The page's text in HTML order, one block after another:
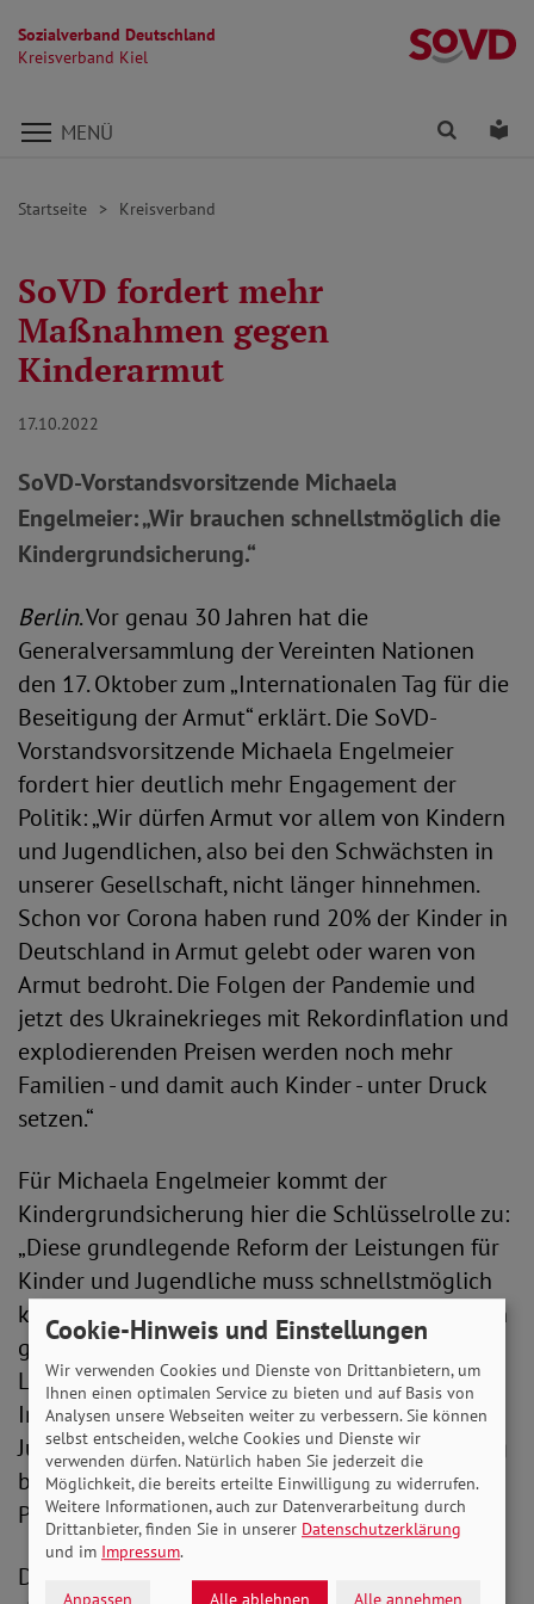
Sozialverband Deutschland
Kreisverband Kiel
Direkt zu den Inhalten springen
MENÜ Finden
Startseite Kreisverband
SoVD fordert mehr
Maßnahmen gegen
Kinderarmut
17.10.2022
SoVD-Vorstandsvorsitzende Michaela
Engelmeier: „Wir brauchen schnellstmöglich die
Kindergrundsicherung.“
Berlin. Vor genau 30 Jahren hat die
Generalversammlung der Vereinten Nationen
den 17. Oktober zum „Internationalen Tag für die
Beseitigung der Armut“ erklärt. Die SoVD-
Vorstandsvorsitzende Michaela Engelmeier
fordert hier deutlich mehr Engagement der
Politik: „Wir dürfen Armut vor allem von Kindern
und Jugendlichen, also bei den Schwächsten in
unserer Gesellschaft, nicht länger hinnehmen.
Schon vor Corona haben rund 20% der Kinder in
Deutschland in Armut gelebt oder waren von
Armut bedroht. Die Folgen der Pandemie und
jetzt des Ukrainekrieges mit Rekordinflation und
explodierenden Preisen werden noch mehr
Familien - und damit auch Kinder - unter Druck
setzen.“
Für Michaela Engelmeier kommt der
Kindergrundsicherung hier die Schlüsselrolle zu:
„Diese grundlegende Reform der Leistungen für
Kinder und Jugendliche muss schnellstmöglich
kommen. Und es muss flankierende Maßnahmen
geben, wie einen niedrigschwelligen
Leistungszugang oder eine gesicherte soziale
Infrastruktur. Außerdem brauchen Kinder und
Jugendliche weiter psychosoziale Unterstützung
bei der Bewältigung der Langzeitfolgen der
Pandemie.“
Die SoVD-Vorstandsvorsitzende macht deutlich:
Cookie-Hinweis und Einstellungen
Wir verwenden Cookies und Dienste von Drittanbietern, um
Ihnen einen optimalen Service zu bieten und auf Basis von
Analysen unsere Webseiten weiter zu verbessern. Sie können
selbst entscheiden, welche Cookies und Dienste wir
verwenden dürfen. Natürlich haben Sie jederzeit die
Möglichkeit, die bereits erteilte Einwilligung zu widerrufen.
Weitere Informationen, auch zur Datenverarbeitung durch
Drittanbieter, finden Sie in unserer Datenschutzerklärung
und im Impressum.
Anpassen Alle ablehnen Alle annehmen